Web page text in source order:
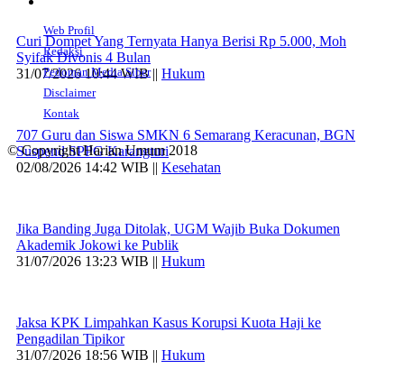
Curi Dompet Yang Ternyata Hanya Berisi Rp 5.000, Moh
Syifak Divonis 4 Bulan
31/07/2026 10:44 WIB || Hukum
707 Guru dan Siswa SMKN 6 Semarang Keracunan, BGN
Suspend SPPG Karangturi
02/08/2026 14:42 WIB || Kesehatan
Jika Banding Juga Ditolak, UGM Wajib Buka Dokumen
Akademik Jokowi ke Publik
31/07/2026 13:23 WIB || Hukum
Jaksa KPK Limpahkan Kasus Korupsi Kuota Haji ke
Pengadilan Tipikor
31/07/2026 18:56 WIB || Hukum
Web Profil
Redaksi
Pedoman Media Siber
Disclaimer
Kontak
© Copyright Harian Umum 2018